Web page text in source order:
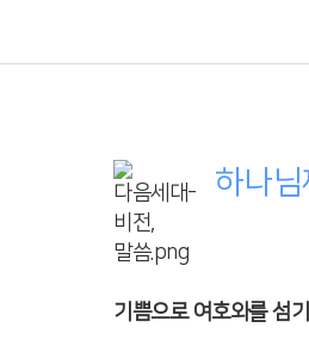
하나
기쁨으로 여호와를 섬